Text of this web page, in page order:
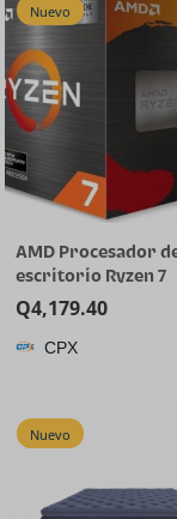
Nuevo
AMD Procesador
escritorio Ryzen 7
5800X3D de 8
hilos con tecnología
3D V-Cache
Q4,179.40
CPX
Nuevo